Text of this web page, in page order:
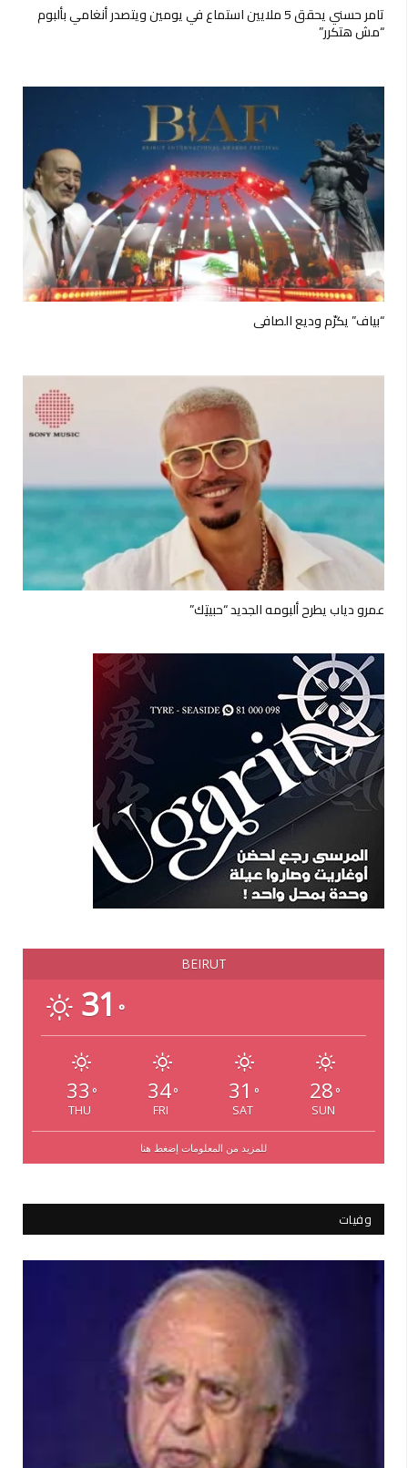
تامر حسني يحقق 5 ملايين استماع في يومين ويتصدر أنغامي بألبوم
“مش هتكرر”
“بياف” يكرّم وديع الصافي
عمرو دياب يطرح ألبومه الجديد “حبيتِك”
BEIRUT
31 °
33 °
THU
34°
FRI
31 °
SAT
28 °
SUN
للمزيد من المعلومات إضغط هنا
وفيات